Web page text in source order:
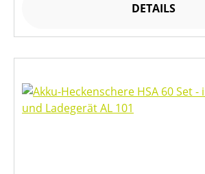
DETAILS